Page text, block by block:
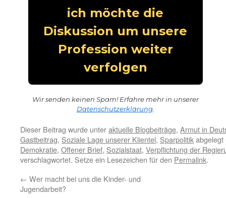
Wir senden keinen Spam! Erfahre mehr in unserer
Datenschutzerklärung.
Dieser Beitrag wurde unteraktuelle Blogbeiträge, Armut in
Gastbeitrag, Soziale Lage unserer Klientel, Sparpolitik
Demokratie, Offener Brief, Sozialstaat, Verpflichtung der
verschlagwortet. Setze ein Lesezeichen für den Permalink.
← Wer macht bei uns die Kinder- und
Jugendarbeit?